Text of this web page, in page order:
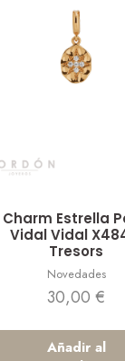
Charm Estrella
Vidal Vidal
Tresors
Novedades
30,00€
Añadir al